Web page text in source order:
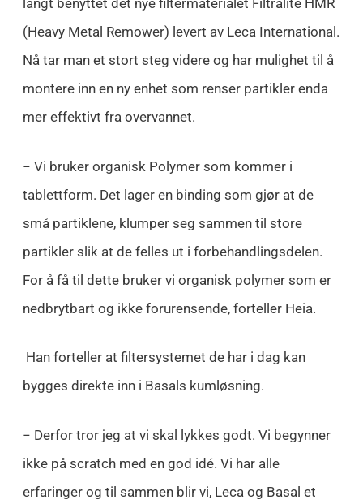
langt benyttet det nye filtermaterialet Filtralite HMR
(Heavy Metal Remower) levert av Leca International.
Nå tar man et stort steg videre og har mulighet til å
montere inn en ny enhet som renser partikler enda
mer effektivt fra overvannet.
− Vi bruker organisk Polymer som kommer i
tablettform. Det lager en binding som gjør at de
små partiklene, klumper seg sammen til store
partikler slik at de felles ut i forbehandlingsdelen.
For å få til dette bruker vi organisk polymer som er
nedbrytbart og ikke forurensende, forteller Heia.
Han forteller at filtersystemet de har i dag kan
bygges direkte inn i Basals kumløsning.
− Derfor tror jeg at vi skal lykkes godt. Vi begynner
ikke på scratch med en god idé. Vi har alle
erfaringer og til sammen blir vi, Leca og Basal et